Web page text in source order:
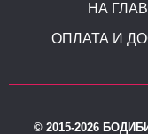
НА
ОПЛАТА И
© 2015-2026